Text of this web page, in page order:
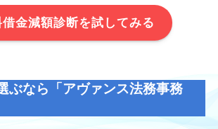
借金減額診断を試してみる
ぶなら「アヴァンス法務事務